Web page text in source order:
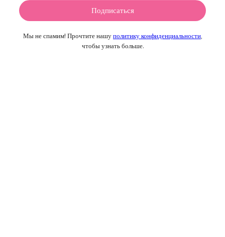
Мы не спамим! Прочтите нашу политику конфиденциальности
чтобы узнать больше.